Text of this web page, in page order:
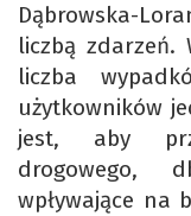
Dąbrowska-
liczbą zdarzeń.
liczba
użytkowników
jest, aby
drogowego,
wpływające na